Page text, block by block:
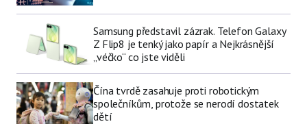
Samsung představil zázrak. Telefon Galaxy
Z Flip8 je tenký jako papír a Nejkrásnější
„véčko“ co jste viděli
Čína tvrdě zasahuje proti robotickým
společníkům, protože se nerodí dostatek
dětí